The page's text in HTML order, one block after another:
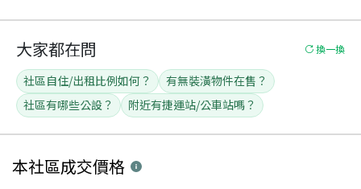
大家都在問 換一換
社區自住/出租比例如何？
有無裝潢物件在售？
社區有哪些公設？
附近有捷運站/公車站嗎？
本社區成交價格